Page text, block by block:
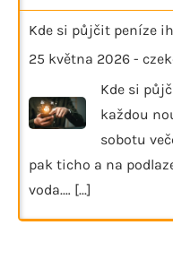
Kde si půjčit peníze
25 května 2026 -
Kde si
každou
sobotu
pak ticho a na
voda.… [...]